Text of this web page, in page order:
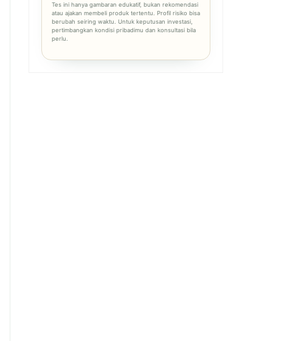
Tes ini hanya gambaran edukatif, bukan rekomendasi
atau ajakan membeli produk tertentu. Profil risiko bisa
berubah seiring waktu. Untuk keputusan investasi,
pertimbangkan kondisi pribadimu dan konsultasi bila
perlu.